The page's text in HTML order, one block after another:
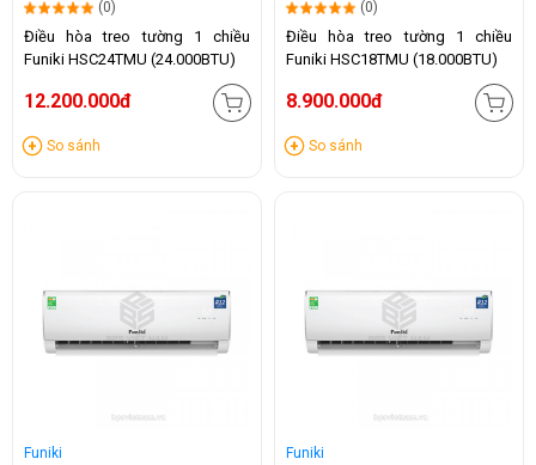
(0)
Điều hòa treo tường 1 chiều
Funiki HSC24TMU (24.000BTU)
12.200.000đ
So sánh
(0)
Điều hòa treo tường 1 chiều
Funiki HSC18TMU (18.000BTU)
8.900.000đ
So sánh
Funiki
Funiki